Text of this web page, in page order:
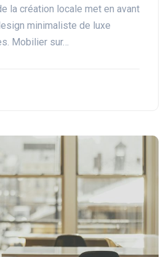
la création locale met en avant
minimaliste de luxe
Mobilier sur…